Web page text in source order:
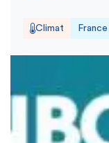
Climat France